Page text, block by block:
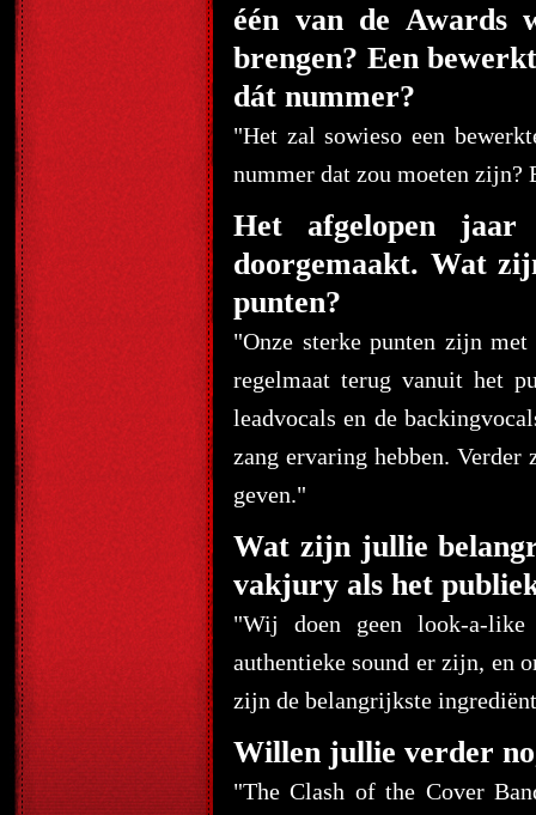
één van de Awards
brengen? Een
dát nummer?
"Het zal sowieso een
nummer dat zou moeten
Het afgelopen
doorgemaakt. Wat
punten?
"Onze sterke punten zijn
regelmaat terug vanuit het
leadvocals en de
zang ervaring hebben.
geven."
Wat zijn jullie
vakjury als het
"Wij doen geen look-a-
authentieke sound er zijn, en
zijn de belangrijkste
Willen jullie verder
"The Clash of the Cover